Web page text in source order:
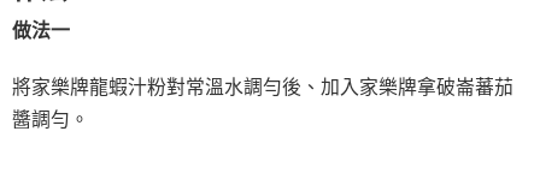
做法一
將家樂牌龍蝦汁粉對常溫水調勻後、加入家樂牌拿破崙蕃茄
醬調勻。